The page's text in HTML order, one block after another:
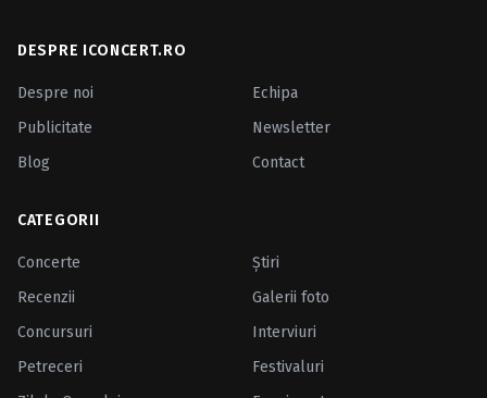
DESPRE ICONCERT.RO
Despre noi
Echipa
Publicitate
Newsletter
Blog
Contact
CATEGORII
Concerte
Ştiri
Recenzii
Galerii foto
Concursuri
Interviuri
Petreceri
Festivaluri